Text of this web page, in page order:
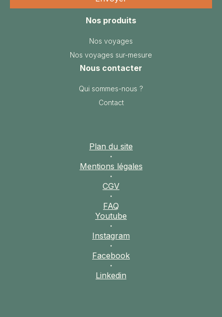
Nos produits
Nos voyages
Nos voyages sur-mesure
Nous contacter
Qui sommes-nous ?
Contact
Plan du site
·
Mentions légales
·
CGV
·
FAQ
Youtube
·
Instagram
·
Facebook
·
Linkedin